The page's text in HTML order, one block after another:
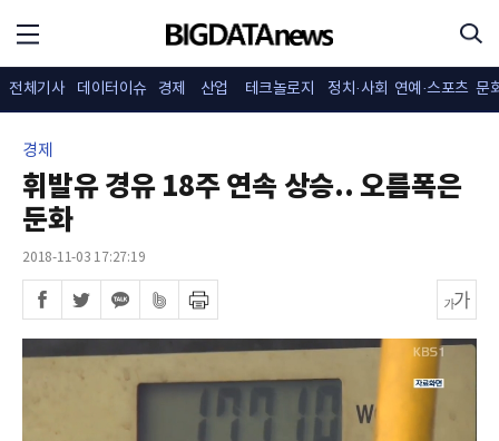
전체기사 데이터이슈 경제 산업 테크놀로지 정치·사회 연예·스포츠 문
경제
휘발유 경유 18주 연속 상승.. 오름폭은
둔화
2018-11-03 17:27:19